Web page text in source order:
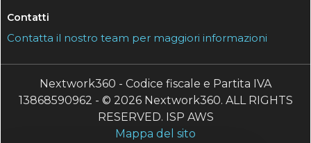
Contatti
Contatta il nostro team per maggiori informazioni
Nextwork360 - Codice fiscale e Partita IVA
13868590962 - © 2026 Nextwork360. ALL RIGHTS
RESERVED. ISP AWS
Mappa del sito